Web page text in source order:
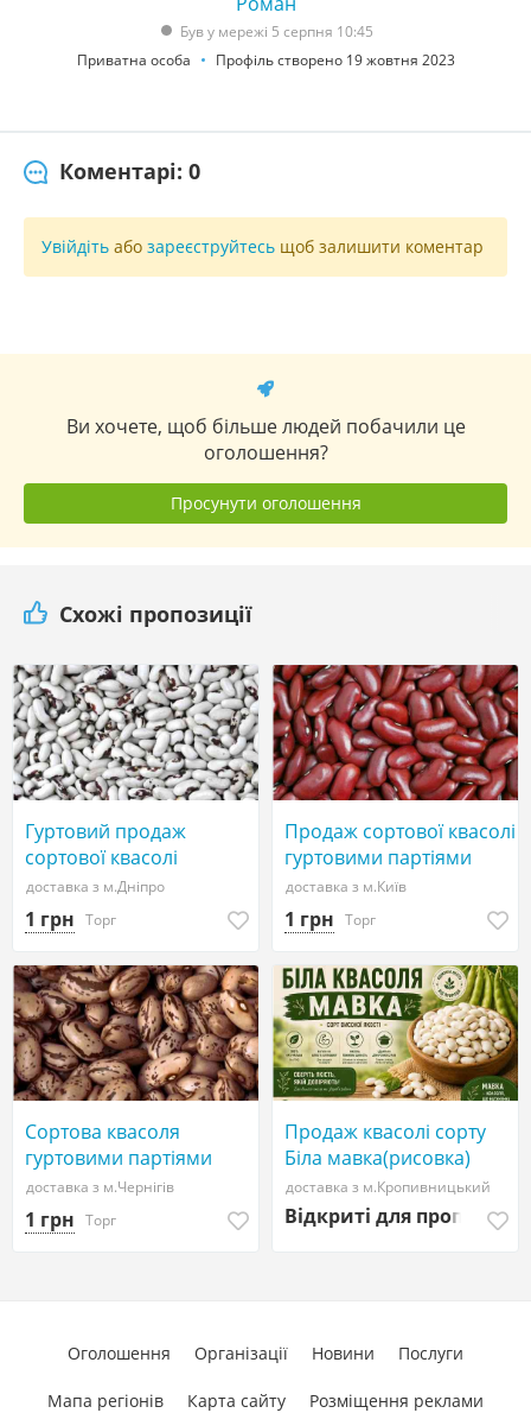
Був у мережі 5 серпня 10:45
Приватна особа
Профіль створено 19 жовтня 2023
Коментарі: 0
Увійдіть або зареєструйтесь щоб залишити коментар
Ви хочете, щоб більше людей побачили це
оголошення?
Просунути оголошення
Схожі пропозиції
Гуртовий продаж
сортової квасолі
доставка з м.Дніпро
1 грн Торг
Продаж сортової квасолі
гуртовими партіями
доставка з м.Київ
1 грн Торг
Сортова квасоля
гуртовими партіями
доставка з м.Чернігів
1 грн Торг
Продаж квасолі сорту
Біла мавка(рисовка)
доставка з м.Кропивницький
Відкриті для
Оголошення Організації Новини Послуги
Мапа регіонів Карта сайту Розміщення реклами